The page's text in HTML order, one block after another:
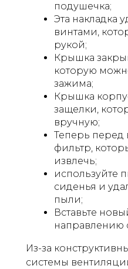
подушечка;
Эта накладка
винтами,
рукой;
Крышка
которую
зажима;
Крышка
защелки,
вручную;
Теперь перед
фильтр,
извлечь;
используйте
сиденья и
пыли;
Вставьте
направлению
Из-за
системы